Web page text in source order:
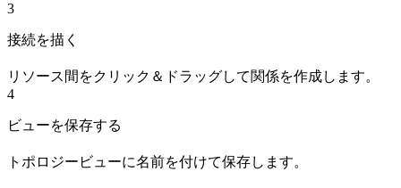
3
接続を描く
リソース間をクリック＆ドラッグして関係を作成します。
4
ビューを保存する
トポロジービューに名前を付けて保存します。